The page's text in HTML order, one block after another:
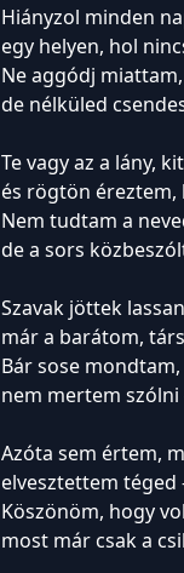
Hiányzol minden
egy helyen, hol
Ne aggódj
de nélküled
Te vagy az a lány,
és rögtön éreztem,
Nem tudtam a
de a sors
Szavak jöttek
már a barátom,
Bár sose
nem mertem
Azóta sem értem,
elvesztettem téged
Köszönöm, hogy
most már csak a